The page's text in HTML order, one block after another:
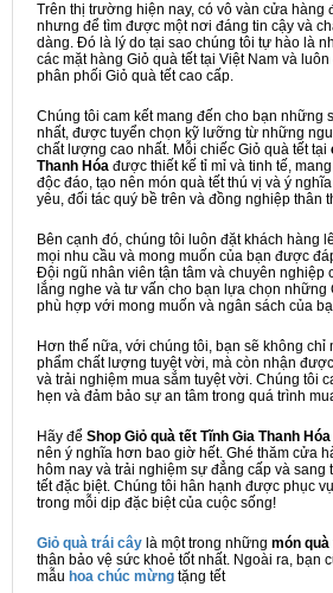
Trên thị trường hiện nay, có vô vàn cửa hàng
nhưng để tìm được một nơi đáng tin cậy và
dàng. Đó là lý do tại sao chúng tôi tự hào là
các mặt hàng Giỏ quà tết tại Việt Nam và
phân phối Giỏ quà tết cao cấp.
Chúng tôi cam kết mang đến cho bạn những
nhất, được tuyển chọn kỹ lưỡng từ những
chất lượng cao nhất. Mỗi chiếc Giỏ quà tết tại
Thanh Hóa được thiết kế tỉ mỉ và tinh tế,
độc đáo, tạo nên món quà tết thú vị và ý
yêu, đối tác quý bề trên và đồng nghiệp thân
Bên cạnh đó, chúng tôi luôn đặt khách hàng
mọi nhu cầu và mong muốn của bạn được
Đội ngũ nhân viên tận tâm và chuyên nghiệp
lắng nghe và tư vấn cho bạn lựa chọn những
phù hợp với mong muốn và ngân sách của
Hơn thế nữa, với chúng tôi, bạn sẽ không
phẩm chất lượng tuyệt vời, mà còn nhận
và trải nghiệm mua sắm tuyệt vời. Chúng tôi
hẹn và đảm bảo sự an tâm trong quá trình
Hãy để Shop Giỏ quà tết Tĩnh Gia Thanh Hóa
nên ý nghĩa hơn bao giờ hết. Ghé thăm cửa
hôm nay và trải nghiệm sự đẳng cấp và
tết đặc biệt. Chúng tôi hân hạnh được phục
trong mỗi dịp đặc biệt của cuộc sống!
Giỏ quà trái cây là một trong những món quà
thân bảo vệ sức khoẻ tốt nhất. Ngoài ra, bạn
mẫu hoa chúc mừng tặng tết